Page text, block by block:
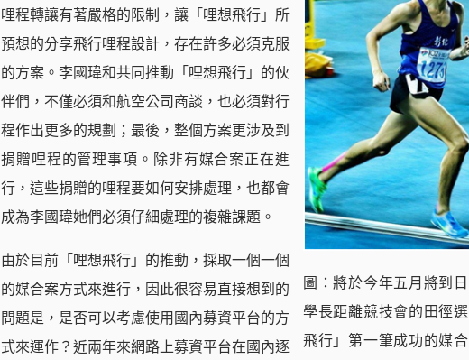
圖：將於今年五月將到
學長距離競技會的田徑
飛行」第一筆成功的媒
哩程轉讓有著嚴格的限制，讓「哩想飛行」所
預想的分享飛行哩程設計，存在許多必須克服
的方案。李國瑋和共同推動「哩想飛行」的伙
伴們，不僅必須和航空公司商談，也必須對行
程作出更多的規劃；最後，整個方案更涉及到
捐贈哩程的管理事項。除非有媒合案正在進
行，這些捐贈的哩程要如何安排處理，也都會
成為李國瑋她們必須仔細處理的複雜課題。
由於目前「哩想飛行」的推動，採取一個一個
的媒合案方式來進行，因此很容易直接想到的
問題是，是否可以考慮使用國內募資平台的方
式來運作？近兩年來網路上募資平台在國內逐